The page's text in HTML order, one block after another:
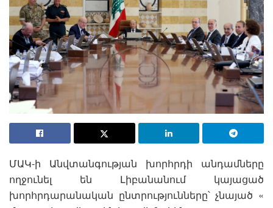
ՄԱԿ-ի Անվտանգության խորհրդի անդամները
ողջունել են Լիբանանում կայացած
խորհրդարանական ընտրությունները՝ չնայած «